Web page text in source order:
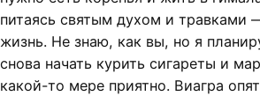
питаясь святым духом и травками
жизнь. Не знаю, как вы, но я
снова начать курить сигареты и
какой-то мере приятно. Виагра